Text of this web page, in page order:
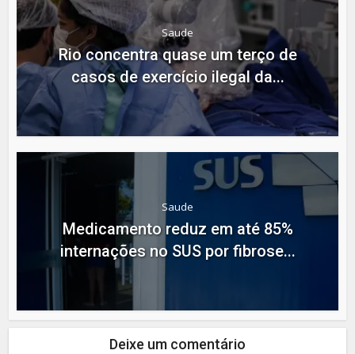
Saude
Rio concentra quase um terço de
casos de exercício ilegal da...
Saude
Medicamento reduz em até 85%
internações no SUS por fibrose...
Deixe um comentário